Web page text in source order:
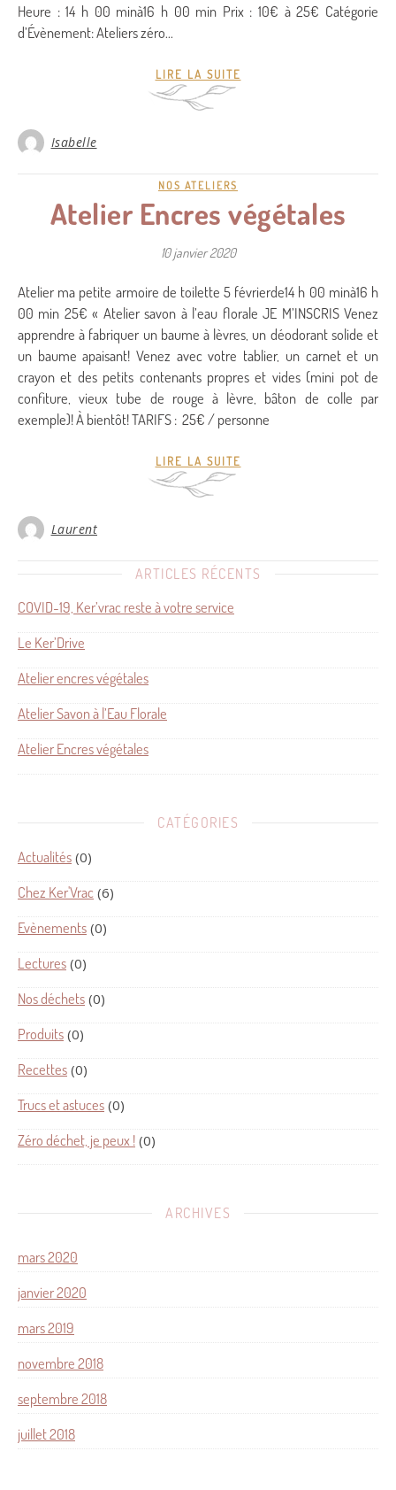
Heure : 14 h 00 minà16 h 00 min Prix : 10€ à 25€ Catégorie
d’Évènement: Ateliers zéro…
LIRE LA SUITE
Isabelle
NOS ATELIERS
Atelier Encres végétales
10 janvier 2020
Atelier ma petite armoire de toilette 5 févrierde14 h 00 minà16 h
00 min 25€ « Atelier savon à l’eau florale JE M’INSCRIS Venez
apprendre à fabriquer un baume à lèvres, un déodorant solide et
un baume apaisant! Venez avec votre tablier, un carnet et un
crayon et des petits contenants propres et vides (mini pot de
confiture, vieux tube de rouge à lèvre, bâton de colle par
exemple)! À bientôt! TARIFS : 25€ / personne
LIRE LA SUITE
Laurent
ARTICLES RÉCENTS
COVID-19, Ker’vrac reste à votre service
Le Ker’Drive
Atelier encres végétales
Atelier Savon à l’Eau Florale
Atelier Encres végétales
CATÉGORIES
Actualités (0)
Chez Ker'Vrac (6)
Evènements (0)
Lectures (0)
Nos déchets (0)
Produits (0)
Recettes (0)
Trucs et astuces (0)
Zéro déchet, je peux ! (0)
ARCHIVES
mars 2020
janvier 2020
mars 2019
novembre 2018
septembre 2018
juillet 2018